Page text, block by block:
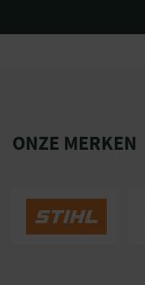
ONZE MERKEN